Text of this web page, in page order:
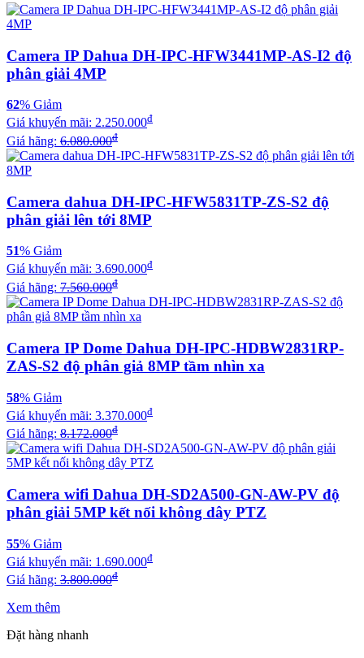
Camera IP Dahua DH-IPC-HFW3441MP-AS-I2 độ
phân giải 4MP
62% Giảm
Giá khuyến mãi: 2.250.000đ
Giá hãng: 6.080.000đ
Camera dahua DH-IPC-HFW5831TP-ZS-S2 độ
phân giải lên tới 8MP
51% Giảm
Giá khuyến mãi: 3.690.000đ
Giá hãng: 7.560.000đ
Camera IP Dome Dahua DH-IPC-HDBW2831RP-
ZAS-S2 độ phân giả 8MP tầm nhìn xa
58% Giảm
Giá khuyến mãi: 3.370.000đ
Giá hãng: 8.172.000đ
Camera wifi Dahua DH-SD2A500-GN-AW-PV độ
phân giải 5MP kết nối không dây PTZ
55% Giảm
Giá khuyến mãi: 1.690.000đ
Giá hãng: 3.800.000đ
Xem thêm
Đặt hàng nhanh